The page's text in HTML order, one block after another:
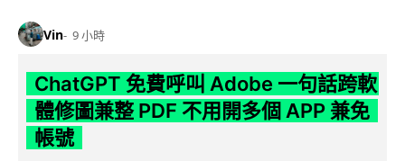
Vin 9 小時
ChatGPT 免費呼叫 Adobe 一句話跨軟
體修圖兼整 PDF 不用開多個 APP 兼免
帳號